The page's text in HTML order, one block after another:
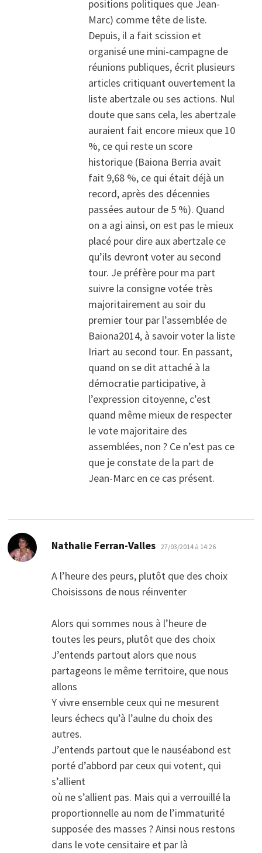
positions politiques que Jean-
Marc) comme tête de liste.
Depuis, il a fait scission et
organisé une mini-campagne de
réunions publiques, écrit plusieurs
articles critiquant ouvertement la
liste abertzale ou ses actions. Nul
doute que sans cela, les abertzale
auraient fait encore mieux que 10
%, ce qui reste un score
historique (Baiona Berria avait
fait 9,68 %, ce qui était déjà un
record, après des décennies
passées autour de 5 %). Quand
on a agi ainsi, on est pas le mieux
placé pour dire aux abertzale ce
qu’ils devront voter au second
tour. Je préfère pour ma part
suivre la consigne votée très
majoritairement au soir du
premier tour par l’assemblée de
Baiona2014, à savoir voter la liste
Iriart au second tour. En passant,
quand on se dit attaché à la
démocratie participative, à
l’expression citoyenne, c’est
quand même mieux de respecter
le vote majoritaire des
assemblées, non ? Ce n’est pas ce
que je constate de la part de
Jean-Marc en ce cas présent.
Nathalie Ferran-Valles dit :
27/03/2014 à 14:26
A l’heure des peurs, plutôt que des choix
Choisissons de nous réinventer
Alors qui sommes nous à l’heure de
toutes les peurs, plutôt que des choix
J’entends partout alors que nous
partageons le même territoire, que nous
allons
Y vivre ensemble ceux qui ne mesurent
leurs échecs qu’à l’aulne du choix des
autres.
J’entends partout que le nauséabond est
porté d’abbord par ceux qui votent, qui
s’allient
où ne s’allient pas. Mais qui a verrouillé la
proportionnelle au nom de l’immaturité
supposée des masses ? Ainsi nous restons
dans le vote censitaire et par là